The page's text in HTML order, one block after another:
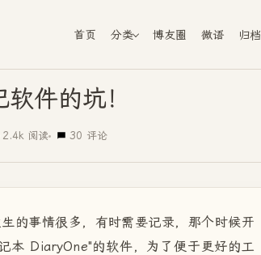
首页 分类 博友圈 微语 归档
件的坑！
2.4k 阅读 30 评论
的事情很多，有时需要记录，那个时候开
本 DiaryOne"的软件，为了便于更好的工